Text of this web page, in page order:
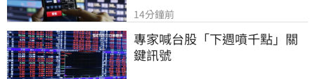
14分鐘前
專家喊台股「下週噴千點」關
鍵訊號